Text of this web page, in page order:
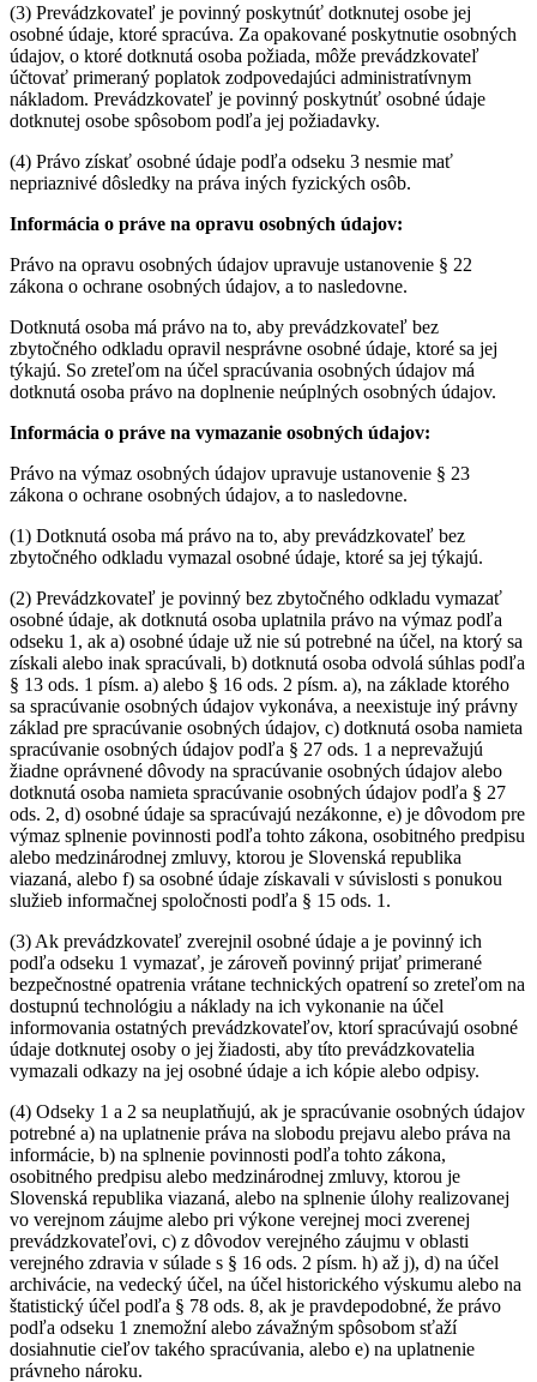
(3) Prevádzkovateľ je povinný poskytnúť dotknutej osobe jej
osobné údaje, ktoré spracúva. Za opakované poskytnutie osobných
údajov, o ktoré dotknutá osoba požiada, môže prevádzkovateľ
účtovať primeraný poplatok zodpovedajúci administratívnym
nákladom. Prevádzkovateľ je povinný poskytnúť osobné údaje
dotknutej osobe spôsobom podľa jej požiadavky.
(4) Právo získať osobné údaje podľa odseku 3 nesmie mať
nepriaznivé dôsledky na práva iných fyzických osôb.
Informácia o práve na opravu osobných údajov:
Právo na opravu osobných údajov upravuje ustanovenie § 22
zákona o ochrane osobných údajov, a to nasledovne.
Dotknutá osoba má právo na to, aby prevádzkovateľ bez
zbytočného odkladu opravil nesprávne osobné údaje, ktoré sa jej
týkajú. So zreteľom na účel spracúvania osobných údajov má
dotknutá osoba právo na doplnenie neúplných osobných údajov.
Informácia o práve na vymazanie osobných údajov:
Právo na výmaz osobných údajov upravuje ustanovenie § 23
zákona o ochrane osobných údajov, a to nasledovne.
(1) Dotknutá osoba má právo na to, aby prevádzkovateľ bez
zbytočného odkladu vymazal osobné údaje, ktoré sa jej týkajú.
(2) Prevádzkovateľ je povinný bez zbytočného odkladu vymazať
osobné údaje, ak dotknutá osoba uplatnila právo na výmaz podľa
odseku 1, ak a) osobné údaje už nie sú potrebné na účel, na ktorý sa
získali alebo inak spracúvali, b) dotknutá osoba odvolá súhlas podľa
§ 13 ods. 1 písm. a) alebo § 16 ods. 2 písm. a), na základe ktorého
sa spracúvanie osobných údajov vykonáva, a neexistuje iný právny
základ pre spracúvanie osobných údajov, c) dotknutá osoba namieta
spracúvanie osobných údajov podľa § 27 ods. 1 a neprevažujú
žiadne oprávnené dôvody na spracúvanie osobných údajov alebo
dotknutá osoba namieta spracúvanie osobných údajov podľa § 27
ods. 2, d) osobné údaje sa spracúvajú nezákonne, e) je dôvodom pre
výmaz splnenie povinnosti podľa tohto zákona, osobitného predpisu
alebo medzinárodnej zmluvy, ktorou je Slovenská republika
viazaná, alebo f) sa osobné údaje získavali v súvislosti s ponukou
služieb informačnej spoločnosti podľa § 15 ods. 1.
(3) Ak prevádzkovateľ zverejnil osobné údaje a je povinný ich
podľa odseku 1 vymazať, je zároveň povinný prijať primerané
bezpečnostné opatrenia vrátane technických opatrení so zreteľom na
dostupnú technológiu a náklady na ich vykonanie na účel
informovania ostatných prevádzkovateľov, ktorí spracúvajú osobné
údaje dotknutej osoby o jej žiadosti, aby títo prevádzkovatelia
vymazali odkazy na jej osobné údaje a ich kópie alebo odpisy.
(4) Odseky 1 a 2 sa neuplatňujú, ak je spracúvanie osobných údajov
potrebné a) na uplatnenie práva na slobodu prejavu alebo práva na
informácie, b) na splnenie povinnosti podľa tohto zákona,
osobitného predpisu alebo medzinárodnej zmluvy, ktorou je
Slovenská republika viazaná, alebo na splnenie úlohy realizovanej
vo verejnom záujme alebo pri výkone verejnej moci zverenej
prevádzkovateľovi, c) z dôvodov verejného záujmu v oblasti
verejného zdravia v súlade s § 16 ods. 2 písm. h) až j), d) na účel
archivácie, na vedecký účel, na účel historického výskumu alebo na
štatistický účel podľa § 78 ods. 8, ak je pravdepodobné, že právo
podľa odseku 1 znemožní alebo závažným spôsobom sťaží
dosiahnutie cieľov takého spracúvania, alebo e) na uplatnenie
právneho nároku.